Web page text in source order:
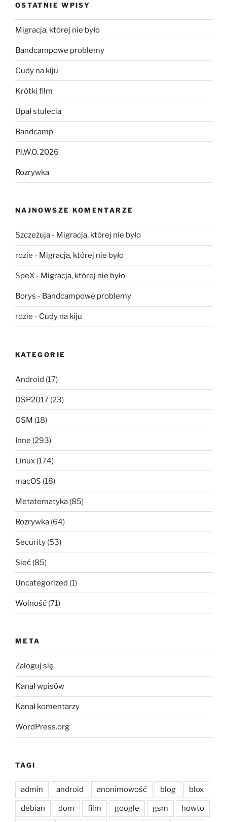
OSTATNIE WPISY
Migracja, której nie było
Bandcampowe problemy
Cudy na kiju
Krótki film
Upał stulecia
Bandcamp
P.I.W.O. 2026
Rozrywka
NAJNOWSZE KOMENTARZE
Szczeżuja - Migracja, której nie było
rozie - Migracja, której nie było
SpeX - Migracja, której nie było
Borys - Bandcampowe problemy
rozie - Cudy na kiju
KATEGORIE
Android (17)
DSP2017 (23)
GSM (18)
Inne (293)
Linux (174)
macOS (18)
Metatematyka (85)
Rozrywka (64)
Security (53)
Sieć (85)
Uncategorized (1)
Wolność (71)
META
Zaloguj się
Kanał wpisów
Kanał komentarzy
WordPress.org
TAGI
admin android anonimowość blog blox
debian dom film google gsm howto